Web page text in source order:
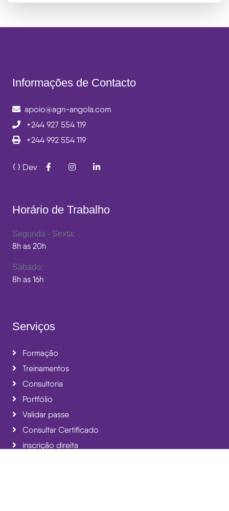
Informações de Contacto
apoio@agn-angola.com
+244 927 554 119
+244 992 554 119
Dev
Horário de Trabalho
Segunda - Sexta:
8h as 20h
Sábado:
8h as 16h
Serviços
Formação
Treinamentos
Consultoria
Portfólio
Validar passe
Consultar Certificado
inscrição direita